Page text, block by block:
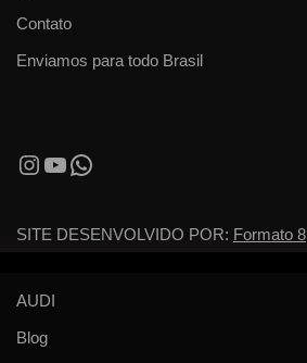
Contato
Enviamos para todo Brasil
SITE DESENVOLVIDO POR: Formato 8
AUDI
Blog